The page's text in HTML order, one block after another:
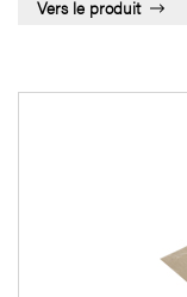
Vers le produit